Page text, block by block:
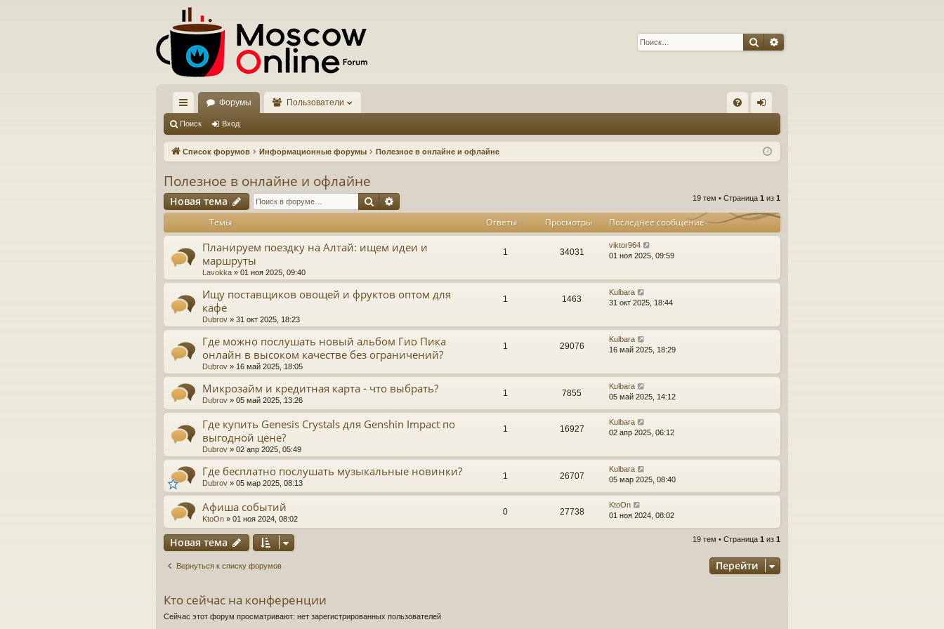
ПоискРасширенный поиск
с
ы
и
Форумы Пользователи
Q д
Поиск Вход
Список форумов Информационные форумы Полезное в онлайне и офлайне
Полезное в онлайне и офлайне
Новая тема Поиск 19 тем • Страница 1 из 1
Темы Ответы Просмотры Последнее сообщение
Планируем поездку на Алтай: ищем идеи и
маршруты
Lavokka » 01 ноя 2025, 09:40
1 34031
viktor964
01 ноя 2025, 09:59
Ищу поставщиков овощей и фруктов оптом для
кафе
Dubrov » 31 окт 2025, 18:23
1 1463
Kulbara
31 окт 2025, 18:44
Где можно послушать новый альбом Гио Пика
онлайн в высоком качестве без ограничений?
Dubrov » 16 май 2025, 18:05
1 29076
Kulbara
16 май 2025, 18:29
Микрозайм и кредитная карта - что выбрать?
Dubrov » 05 май 2025, 13:26
1 7855
Kulbara
05 май 2025, 14:12
Где купить Genesis Crystals для Genshin Impact по
выгодной цене?
Dubrov » 02 апр 2025, 05:49
1 16927
Kulbara
02 апр 2025, 06:12
Где бесплатно послушать музыкальные новинки?
Dubrov » 05 мар 2025, 08:13
1 26707
Kulbara
05 мар 2025, 08:40
Афиша событий
KtoOn » 01 ноя 2024, 08:02
0 27738
KtoOn
01 ноя 2024, 08:02
Новая тема 19 тем • Страница 1 из 1
Вернуться к списку форумов Перейти
Кто сейчас на конференции
Сейчас этот форум просматривают: нет зарегистрированных пользователей